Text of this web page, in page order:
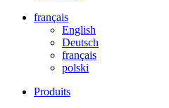
français
English
Deutsch
français
polski
Produits